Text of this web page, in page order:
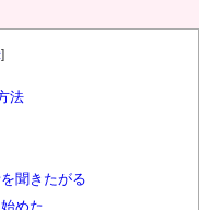
]
法
聞きたがる
めた